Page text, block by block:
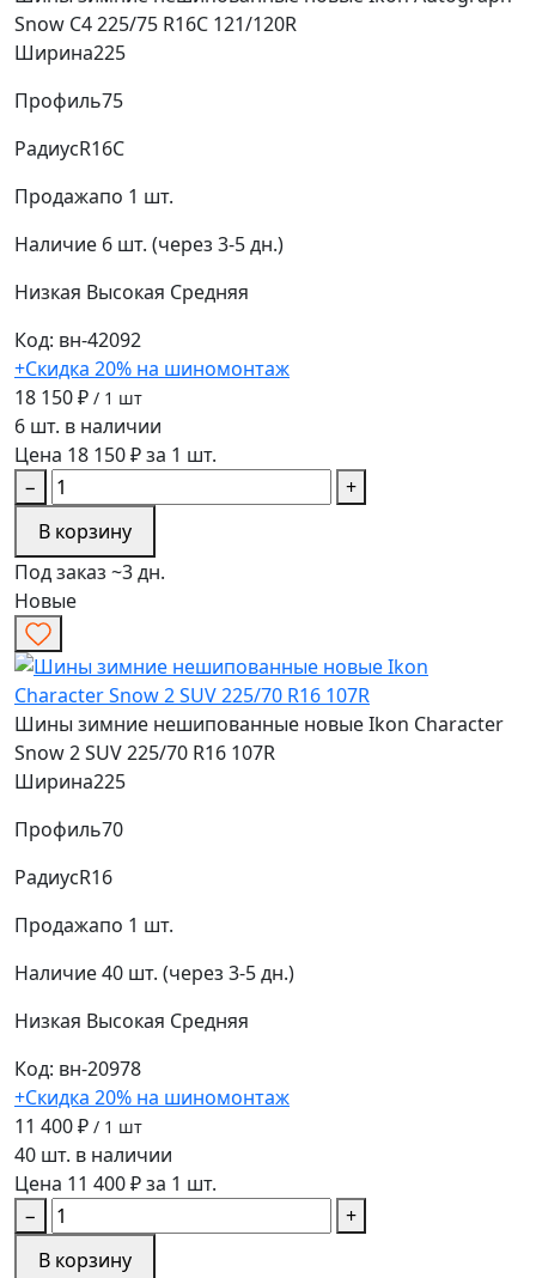
Snow C4 225/75 R16C 121/120R
Ширина225
Профиль75
РадиусR16C
Продажапо 1 шт.
Наличие 6 шт. (через 3-5 дн.)
Низкая Высокая Средняя
Код: вн-42092
+Скидка 20% на шиномонтаж
18 150 ₽ / 1 шт
6 шт. в наличии
Цена 18 150 ₽ за 1 шт.
−
+
В корзину
Под заказ ~3 дн.
Новые
Шины зимние нешипованные новые Ikon Character
Snow 2 SUV 225/70 R16 107R
Ширина225
Профиль70
РадиусR16
Продажапо 1 шт.
Наличие40 шт. (через 3-5 дн.)
Низкая Высокая Средняя
Код: вн-20978
+Скидка 20% на шиномонтаж
11 400 ₽ / 1 шт
40 шт. в наличии
Цена 11 400 ₽ за 1 шт.
−
+
В корзину